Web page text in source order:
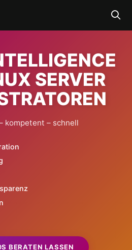
SERVER
kompetent – schnell
BERATEN LASSEN